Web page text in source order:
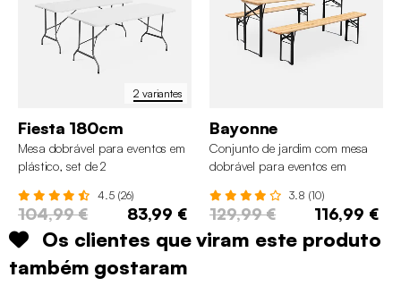
2 variantes
Fiesta 180cm
Mesa dobrável para eventos em
plástico, set de 2
4.5 (26)
104,99 € 83,99 €
Bayonne
Conjunto de jardim com mesa
dobrável para eventos em
3.8 (10)
129,99 € 116,99 €
Os clientes que viram este produto
também gostaram